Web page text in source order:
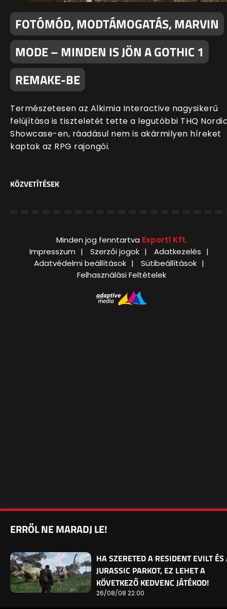
FOTÓMÓD, MODTÁMOGATÁS, MARVIN
MODE – MINDEN IS JÖN A GOTHIC 1
REMAKE-BE
Természetesen az Alkimia Interactive nagysikerű
felújítása is tiszteletét tette a legutóbbi THQ
Showcase-en, ráadásul nem is akármilyen híreket
kaptak az RPG rajongói.
KÖZVETÍTÉSEK
Minden jog fenntartva Esport1 Kft.
Impresszum
Szerzői jogok
Adatkezelés
Adatvédelmi beállítások
Sütibeállítások
Felhasználási Feltételek
ERRŐL NE MARADJ LE!
HA SZERETED A RESIDENT EVILT ÉS
JURASSIC PARKOT, EZ LEHET A
KÖVETKEZŐ KEDVENC JÁTÉKOD!
26/08/08 22:00